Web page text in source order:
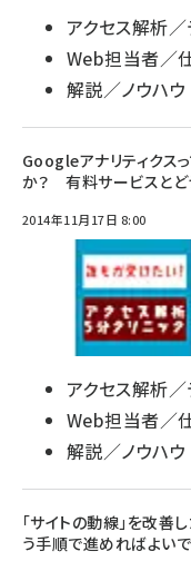
アクセス解析
Web担当者／
解説／ノウハウ
Googleアナリティクス
か？ 有料サービスとど
2014年11月17日 8:00
アクセス解析
Web担当者／
解説／ノウハウ
「サイトの動線」を改善
う手順で進めればよい